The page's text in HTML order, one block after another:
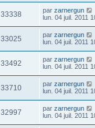
33338 par zarnergun
lun. 04 juil. 2011
33025 par zarnergun
lun. 04 juil. 2011
33492 par zarnergun
lun. 04 juil. 2011
33710 par zarnergun
lun. 04 juil. 2011
32997 par zarnergun
lun. 04 juil. 2011